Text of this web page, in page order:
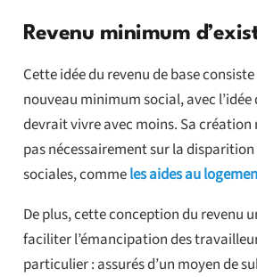
Revenu minimum
Cette idée du revenu de base
nouveau minimum social, avec l’idée
devrait vivre avec moins. Sa
pas nécessairement sur la disparition
sociales, commeles aides au
De plus, cette conception du revenu
faciliter l’émancipation des
particulier : assurés d’un moyen de